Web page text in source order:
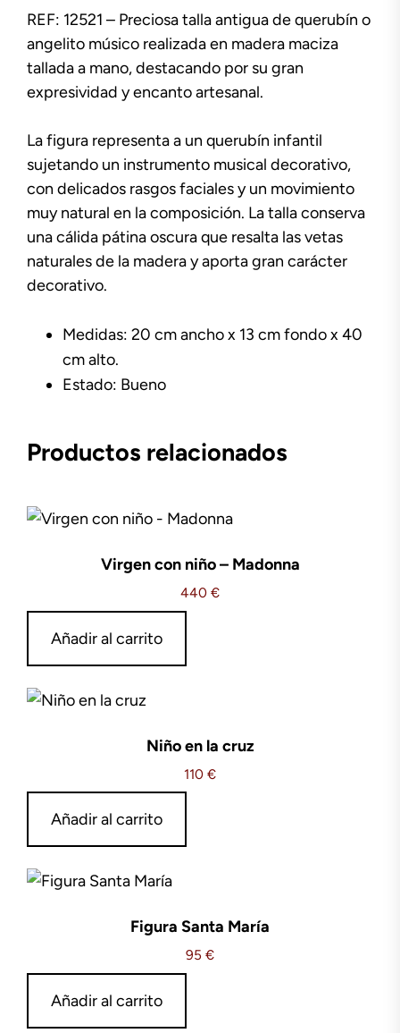
REF: 12521 – Preciosa talla antigua de querubín o
angelito músico realizada en madera maciza
tallada a mano, destacando por su gran
expresividad y encanto artesanal.
La figura representa a un querubín infantil
sujetando un instrumento musical decorativo,
con delicados rasgos faciales y un movimiento
muy natural en la composición. La talla conserva
una cálida pátina oscura que resalta las vetas
naturales de la madera y aporta gran carácter
decorativo.
Medidas: 20 cm ancho x 13 cm fondo x 40
cm alto.
Estado: Bueno
Productos relacionados
Virgen con niño – Madonna
440 €
Añadir al carrito
Niño en la cruz
110 €
Añadir al carrito
Figura Santa María
95 €
Añadir al carrito